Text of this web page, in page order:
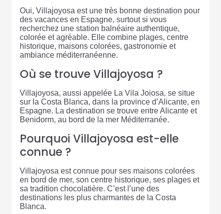
Oui, Villajoyosa est une très bonne destination pour
des vacances en Espagne, surtout si vous
recherchez une station balnéaire authentique,
colorée et agréable. Elle combine plages, centre
historique, maisons colorées, gastronomie et
ambiance méditerranéenne.
Où se trouve Villajoyosa ?
Villajoyosa, aussi appelée La Vila Joiosa, se situe
sur la Costa Blanca, dans la province d’Alicante, en
Espagne. La destination se trouve entre Alicante et
Benidorm, au bord de la mer Méditerranée.
Pourquoi Villajoyosa est-elle
connue ?
Villajoyosa est connue pour ses maisons colorées
en bord de mer, son centre historique, ses plages et
sa tradition chocolatière. C’est l’une des
destinations les plus charmantes de la Costa
Blanca.